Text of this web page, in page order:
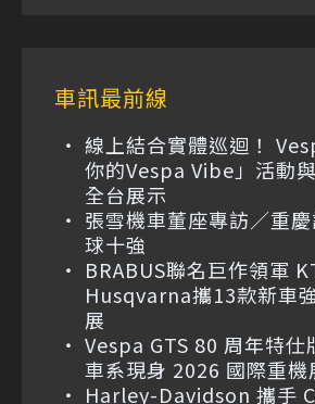
車訊最前線
線上結合實體巡迴！
你的Vespa Vibe」活動
全台展示
張雪機車董座專訪／重
球十強
BRABUS聯名巨作領軍
Husqvarna攜13款新車
展
Vespa GTS 80 周年特仕
車系現身 2026 國際重機
Harley-Davidson 攜手